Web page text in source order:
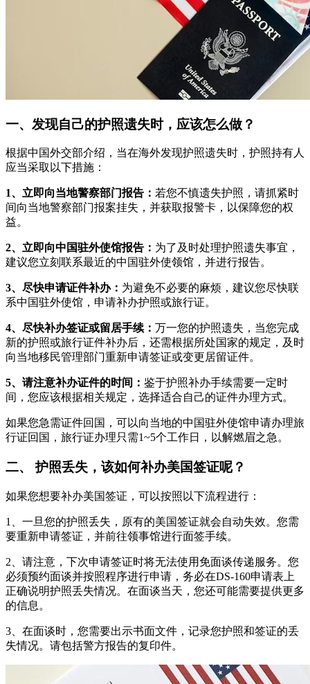
一、发现自己的护照遗失时，应该怎么做？
根据中国外交部介绍，当在海外发现护照遗失时，护照持有人
应当采取以下措施：
1、立即向当地警察部门报告： 若您不慎遗失护照，请抓紧时
间向当地警察部门报案挂失，并获取报警卡，以保障您的权
益。
2、立即向中国驻外使馆报告： 为了及时处理护照遗失事宜，
建议您立刻联系最近的中国驻外使领馆，并进行报告。
3、尽快申请证件补办： 为避免不必要的麻烦，建议您尽快联
系中国驻外使馆，申请补办护照或旅行证。
4、尽快补办签证或留居手续： 万一您的护照遗失，当您完成
新的护照或旅行证件补办后，还需根据所处国家的规定，及时
向当地移民管理部门重新申请签证或变更居留证件。
5、请注意补办证件的时间： 鉴于护照补办手续需要一定时
间，您应该根据相关规定，选择适合自己的证件办理方式。
如果您急需证件回国，可以向当地的中国驻外使馆申请办理旅
行证回国，旅行证办理只需1~5个工作日，以解燃眉之急。
二、 护照丢失，该如何补办美国签证呢？
如果您想要补办美国签证，可以按照以下流程进行：
1、一旦您的护照丢失，原有的美国签证就会自动失效。您需
要重新申请签证，并前往领事馆进行面签手续。
2、请注意，下次申请签证时将无法使用免面谈传递服务。您
必须预约面谈并按照程序进行申请，务必在DS-160申请表上
正确说明护照丢失情况。在面谈当天，您还可能需要提供更多
的信息。
3、在面谈时，您需要出示书面文件，记录您护照和签证的丢
失情况。请包括警方报告的复印件。